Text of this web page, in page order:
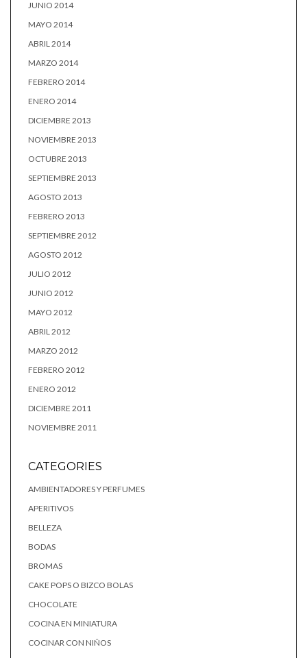
JUNIO 2014
MAYO 2014
ABRIL 2014
MARZO 2014
FEBRERO 2014
ENERO 2014
DICIEMBRE 2013
NOVIEMBRE 2013
OCTUBRE 2013
SEPTIEMBRE 2013
AGOSTO 2013
FEBRERO 2013
SEPTIEMBRE 2012
AGOSTO 2012
JULIO 2012
JUNIO 2012
MAYO 2012
ABRIL 2012
MARZO 2012
FEBRERO 2012
ENERO 2012
DICIEMBRE 2011
NOVIEMBRE 2011
CATEGORIES
AMBIENTADORES Y PERFUMES
APERITIVOS
BELLEZA
BODAS
BROMAS
CAKE POPS O BIZCO BOLAS
CHOCOLATE
COCINA EN MINIATURA
COCINAR CON NIÑOS